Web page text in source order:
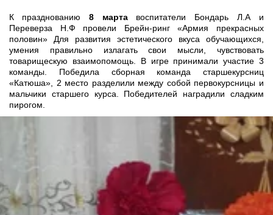
К празднованию 8 мартавоспитатели Бондарь Л.А и
Переверза Н.Ф провели Брейн-ринг «Армия прекрасных
половин» Для развития эстетического вкуса обучающихся,
умения правильно излагать свои мысли, чувствовать
товарищескую взаимопомощь. В игре принимали участие 3
команды. Победила сборная команда старшекурсниц
«Катюша», 2 место разделили между собой первокурсницы и
мальчики старшего курса. Победителей наградили сладким
пирогом.